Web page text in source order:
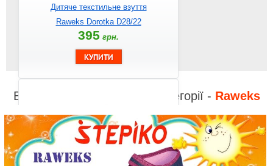
Дитяче текстильне взуття
Raweks Dorotka D28/22
395 грн.
Відео до інших товарів з категорії - Raweks